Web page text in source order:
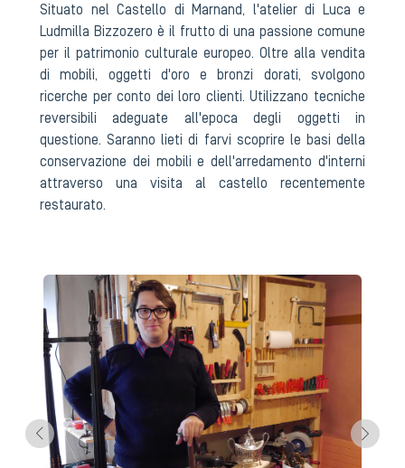
Situato nel Castello di Marnand, l'atelier di Luca e
Ludmilla Bizzozero è il frutto di una passione comune
per il patrimonio culturale europeo. Oltre alla vendita
di mobili, oggetti d'oro e bronzi dorati, svolgono
ricerche per conto dei loro clienti. Utilizzano tecniche
reversibili adeguate all'epoca degli oggetti in
questione. Saranno lieti di farvi scoprire le basi della
conservazione dei mobili e dell'arredamento d'interni
attraverso una visita al castello recentemente
restaurato.